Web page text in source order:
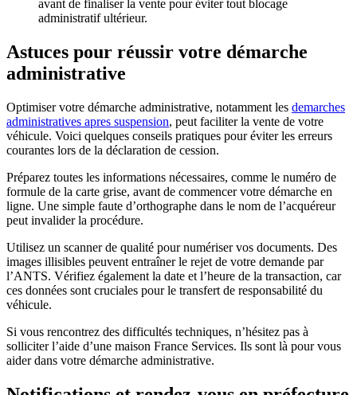
avant de finaliser la vente pour éviter tout blocage
administratif ultérieur.
Astuces pour réussir votre démarche
administrative
Optimiser votre démarche administrative, notamment les demarches
administratives apres suspension, peut faciliter la vente de votre
véhicule. Voici quelques conseils pratiques pour éviter les erreurs
courantes lors de la déclaration de cession.
Préparez toutes les informations nécessaires, comme le numéro de
formule de la carte grise, avant de commencer votre démarche en
ligne. Une simple faute d’orthographe dans le nom de l’acquéreur
peut invalider la procédure.
Utilisez un scanner de qualité pour numériser vos documents. Des
images illisibles peuvent entraîner le rejet de votre demande par
l’ANTS. Vérifiez également la date et l’heure de la transaction, car
ces données sont cruciales pour le transfert de responsabilité du
véhicule.
Si vous rencontrez des difficultés techniques, n’hésitez pas à
solliciter l’aide d’une maison France Services. Ils sont là pour vous
aider dans votre démarche administrative.